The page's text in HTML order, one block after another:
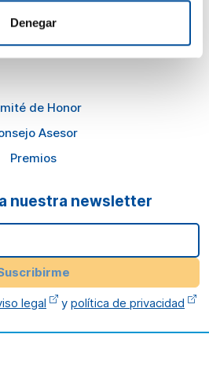
Denegar
de Honor
Asesor
Premios
nuestra newsletter
legal ypolítica de privacidad